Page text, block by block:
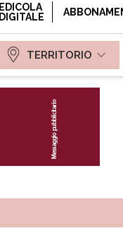
EDICOLA
DIGITALE
TERRITORIO